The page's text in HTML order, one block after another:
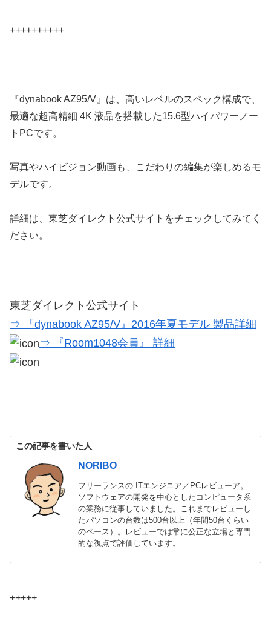
++++++++++
『dynabook AZ95/V』は、高いレベルのスペック構成で、
最適な超高精細 4K 液晶を搭載した15.6型ハイパワーノー
トPCです。
写真やハイビジョン動画も、こだわりの編集が楽しめるモ
デルです。
詳細は、東芝ダイレクト公式サイトをチェックしてみてく
ださい。
東芝ダイレクト公式サイト
⇒ 『dynabook AZ95/V』2016年夏モデル 製品詳細
⇒ 『Room1048会員』 詳細
この記事を書いた人
NORIBO
フリーランスの ITエンジニア／PCレビューア。
ソフトウェアの開発を中心としたコンピュータ系
の業務に従事していました。これまでレビューし
たパソコンの台数は500台以上（年間50台くらい
のペース）。レビューでは常に公正な立場と専門
的な視点で評価しています。
+++++